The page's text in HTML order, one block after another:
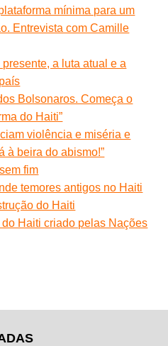
mínima para um
Entrevista com Camille
a luta atual e a
Bolsonaros. Começa o
do Haiti”
violência e miséria e
à beira do abismo!”
fim
temores antigos no Haiti
do Haiti
Haiti criado pelas Nações